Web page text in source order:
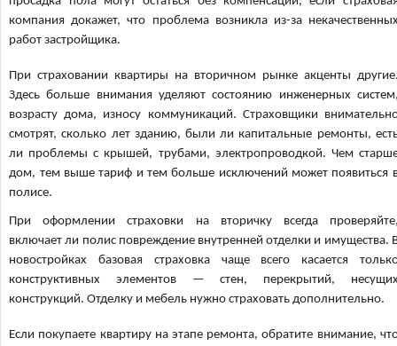
компания докажет, что проблема возникла из-за
работ застройщика.
При страховании квартиры на вторичном рынке акценты
Здесь больше внимания уделяют состоянию инженерных
возрасту дома, износу коммуникаций. Страховщики
смотрят, сколько лет зданию, были ли капитальные ремонты,
ли проблемы с крышей, трубами, электропроводкой. Чем
дом, тем выше тариф и тем больше исключений может появиться
полисе.
При оформлении страховки на вторичку всегда
включает ли полис повреждение внутренней отделки и имущества.
новостройках базовая страховка чаще всего касается
конструктивных элементов — стен, перекрытий,
конструкций. Отделку и мебель нужно страховать дополнительно.
Если покупаете квартиру на этапе ремонта, обратите внимание,